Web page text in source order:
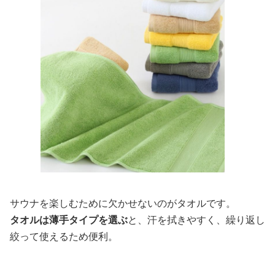
サウナを楽しむために欠かせないのがタオルです。
タオルは薄手タイプを選ぶと、汗を拭きやすく、繰り返し
絞って使えるため便利。